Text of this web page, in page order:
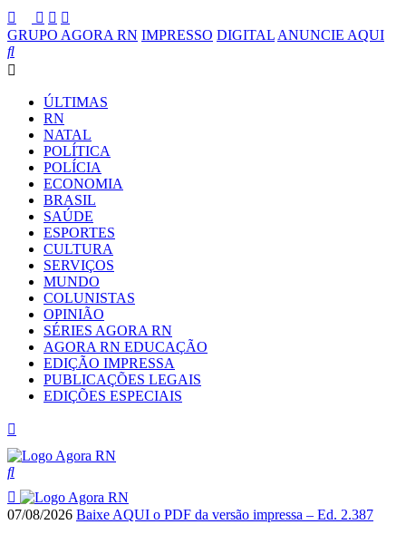
GRUPO AGORA RN IMPRESSO DIGITAL ANUNCIE AQUI
ÚLTIMAS
RN
NATAL
POLÍTICA
POLÍCIA
ECONOMIA
BRASIL
SAÚDE
ESPORTES
CULTURA
SERVIÇOS
MUNDO
COLUNISTAS
OPINIÃO
SÉRIES AGORA RN
AGORA RN EDUCAÇÃO
EDIÇÃO IMPRESSA
PUBLICAÇÕES LEGAIS
EDIÇÕES ESPECIAIS
07/08/2026 Baixe AQUI o PDF da versão impressa – Ed. 2.387